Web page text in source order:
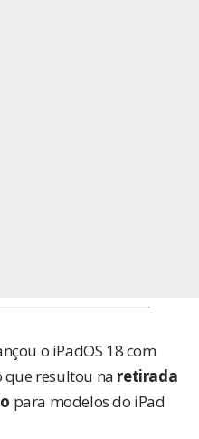
o iPadOS 18 com
que resultou na retirada
para modelos do iPad